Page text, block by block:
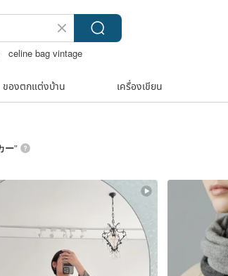
celine bag vintage
ของตกแต่งบ้าน เครื่องเขียน
ー”